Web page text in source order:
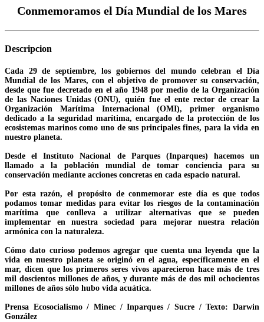
Conmemoramos el Día Mundial de los Mares
Descripcion
Cada 29 de septiembre, los gobiernos del mundo celebran el Día
Mundial de los Mares, con el objetivo de promover su conservación,
desde que fue decretado en el año 1948 por medio de la Organización
de las Naciones Unidas (ONU), quién fue el ente rector de crear la
Organización Marítima Internacional (OMI), primer organismo
dedicado a la seguridad marítima, encargado de la protección de los
ecosistemas marinos como uno de sus principales fines, para la vida en
nuestro planeta.
Desde el Instituto Nacional de Parques (Inparques) hacemos un
llamado a la población mundial de tomar conciencia para su
conservación mediante acciones concretas en cada espacio natural.
Por esta razón, el propósito de conmemorar este día es que todos
podamos tomar medidas para evitar los riesgos de la contaminación
marítima que conlleva a utilizar alternativas que se pueden
implementar en nuestra sociedad para mejorar nuestra relación
armónica con la naturaleza.
Cómo dato curioso podemos agregar que cuenta una leyenda que la
vida en nuestro planeta se originó en el agua, específicamente en el
mar, dicen que los primeros seres vivos aparecieron hace más de tres
mil doscientos millones de años, y durante más de dos mil ochocientos
millones de años sólo hubo vida acuática.
Prensa Ecosocialismo / Minec / Inparques / Sucre / Texto: Darwin
González